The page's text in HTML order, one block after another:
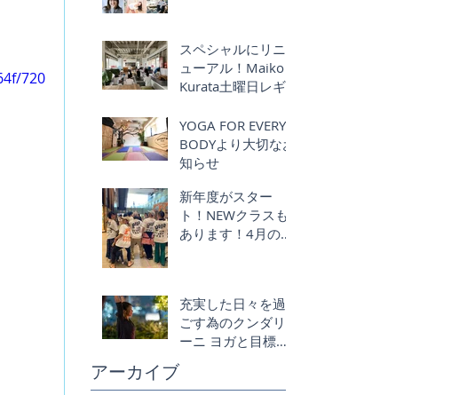
720
スペシャルにリニ
ューアル！Maiko
Kurata土曜日レギ
動！Schmatz ｘ
YOGA FOR EVERY
BODY
YOGA FOR EVERY
BODYより大切なお
知らせ
新年度がスター
ト！NEWクラスも
あります！4月のク
充実した日々を過
ごす為のクンダリ
ーニ ヨガと目標設
アーカイブ